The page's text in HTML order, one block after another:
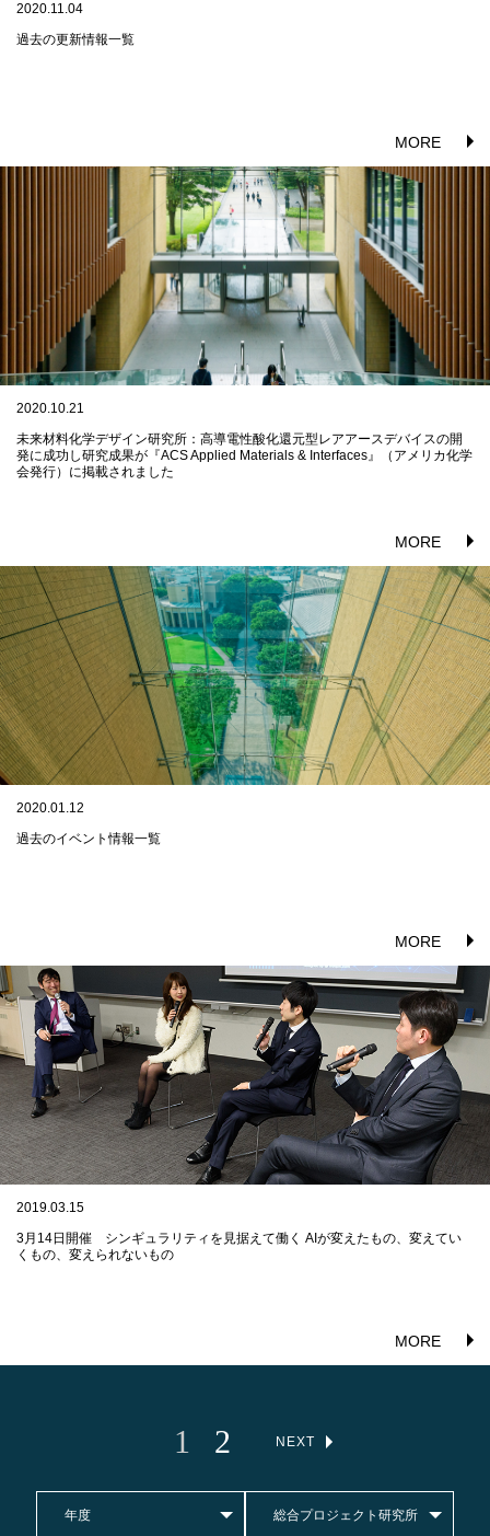
2020.11.04
過去の更新情報一覧
MORE
2020.10.21
未来材料化学デザイン研究所：高導電性酸化還元型レアアースデバイスの開
発に成功し研究成果が『ACS Applied Materials & Interfaces』（アメリカ化学
会発行）に掲載されました
MORE
2020.01.12
過去のイベント情報一覧
MORE
2019.03.15
3月14日開催 シンギュラリティを見据えて働く AIが変えたもの、変えてい
くもの、変えられないもの
MORE
1 2 NEXT
年度 総合プロジェクト研究所